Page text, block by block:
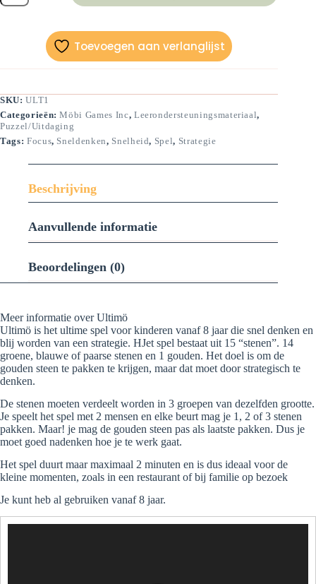
Toevoegen aan verlanglijst
SKU:ULT1
Categorieën:Möbi Games Inc, Leerondersteuningsmateriaal,
Puzzel/Uitdaging
Tags: Focus, Sneldenken, Snelheid, Spel, Strategie
Beschrijving
Aanvullende informatie
Beoordelingen (0)
Meer informatie over Ultimö
Ultimö is het ultime spel voor kinderen vanaf 8 jaar die snel denken en
blij worden van een strategie. HJet spel bestaat uit 15 “stenen”. 14
groene, blauwe of paarse stenen en 1 gouden. Het doel is om de
gouden steen te pakken te krijgen, maar dat moet door strategisch te
denken.
De stenen moeten verdeelt worden in 3 groepen van dezelfden grootte.
Je speelt het spel met 2 mensen en elke beurt mag je 1, 2 of 3 stenen
pakken. Maar! je mag de gouden steen pas als laatste pakken. Dus je
moet goed nadenken hoe je te werk gaat.
Het spel duurt maar maximaal 2 minuten en is dus ideaal voor de
kleine momenten, zoals in een restaurant of bij familie op bezoek
Je kunt heb al gebruiken vanaf 8 jaar.